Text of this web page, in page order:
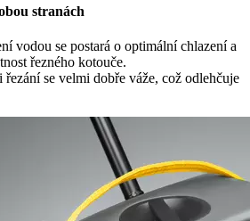
stranách
vodou se postará o optimální chlazení a
řezného kotouče.
se velmi dobře váže, což odlehčuje